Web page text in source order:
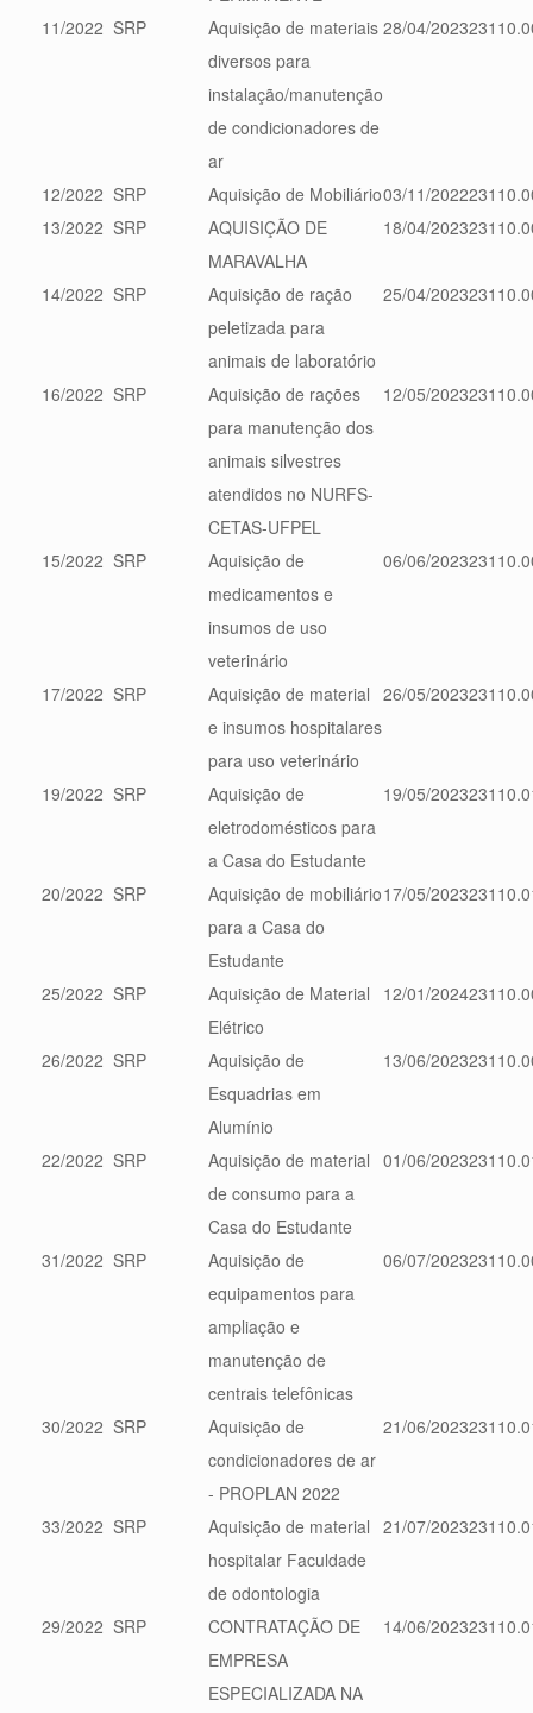
11/2022 SRP
Aquisição de materiais
diversos para
instalação/manutenção
de condicionadores de
ar
28/04/2023
12/2022 SRP Aquisição de Mobiliário03/11/2022
13/2022 SRP
AQUISIÇÃO DE
MARAVALHA
18/04/2023
14/2022 SRP
Aquisição de ração
peletizada para
animais de laboratório
25/04/2023
16/2022 SRP
Aquisição de rações
para manutenção dos
animais silvestres
atendidos no NURFS-
CETAS-UFPEL
12/05/2023
15/2022 SRP
Aquisição de
medicamentos e
insumos de uso
veterinário
06/06/2023
17/2022 SRP
Aquisição de material
e insumos hospitalares
para uso veterinário
26/05/2023
19/2022 SRP
Aquisição de
eletrodomésticos para
a Casa do Estudante
19/05/2023
20/2022 SRP
Aquisição de mobiliário
para a Casa do
Estudante
17/05/2023
25/2022 SRP
Aquisição de Material
Elétrico
12/01/2024
26/2022 SRP
Aquisição de
Esquadrias em
Alumínio
13/06/2023
22/2022 SRP
Aquisição de material
de consumo para a
Casa do Estudante
01/06/2023
31/2022 SRP
Aquisição de
equipamentos para
ampliação e
manutenção de
centrais telefônicas
06/07/2023
30/2022 SRP
Aquisição de
condicionadores de ar
- PROPLAN 2022
21/06/2023
33/2022 SRP
Aquisição de material
hospitalar Faculdade
de odontologia
21/07/2023
29/2022 SRP
CONTRATAÇÃO DE
EMPRESA
ESPECIALIZADA NA
14/06/2023